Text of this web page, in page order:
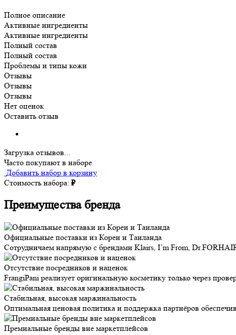
Полное описание
Активные ингредиенты
Активные ингредиенты
Полный состав
Полный состав
Проблемы и типы кожи
Отзывы
Отзывы
Отзывы
Нет оценок
Оставить отзыв
Загрузка отзывов...
Часто покупают в наборе
Добавить набор в корзину
Стоимость набора: ₽
Преимущества бренда
Официальные поставки из Кореи и Таиланда
Сотрудничаем напрямую с брендами Klairs, I’m From,
Отсутствие посредников и наценок
FrangiPani реализует оригинальную косметику только через
Стабильная, высокая маржинальность
Оптимальная ценовая политика и поддержка партнёров
Премиальные бренды вне маркетплейсов